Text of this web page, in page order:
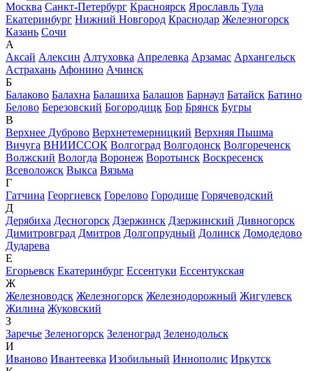
Москва Санкт-Петербург Красноярск Ярославль Тула
Екатеринбург Нижний Новгород Краснодар Железногорск
Казань Сочи
А
Аксай Алексин Алтуховка Апрелевка Арзамас Архангельск
Астрахань Афонино Ачинск
Б
Балаково Балахна Балашиха Балашов Барнаул Батайск Батино
Белово Березовский Богородицк Бор Брянск Бугры
В
Верхнее Дуброво Верхнетемерницкий Верхняя Пышма
Вичуга ВНИИССОК Волгоград Волгодонск Волгореченск
Волжский Вологда Воронеж Воротынск Воскресенск
Всеволожск Выкса Вязьма
Г
Гатчина Георгиевск Горелово Городище Горячеводский
Д
Дерябиха Десногорск Дзержинск Дзержинский Дивногорск
Димитровград Дмитров Долгопрудный Долинск Домодедово
Дударева
Е
Егорьевск Екатеринбург Ессентуки Ессентукская
Ж
Железноводск Железногорск Железнодорожный Жигулевск
Жилина Жуковский
З
Заречье Зеленогорск Зеленоград Зеленодольск
И
Иваново Ивантеевка Изобильный Иннополис Иркутск